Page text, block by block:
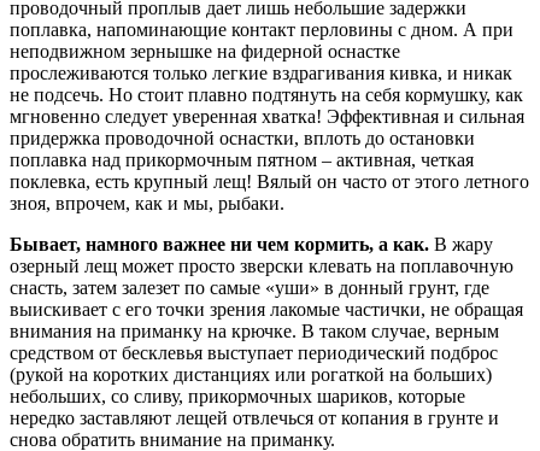
проводочный проплыв дает лишь небольшие задержки
поплавка, напоминающие контакт перловины с дном. А при
неподвижном зернышке на фидерной оснастке
прослеживаются только легкие вздрагивания кивка, и никак
не подсечь. Но стоит плавно подтянуть на себя кормушку, как
мгновенно следует уверенная хватка! Эффективная и сильная
придержка проводочной оснастки, вплоть до остановки
поплавка над прикормочным пятном – активная, четкая
поклевка, есть крупный лещ! Вялый он часто от этого летного
зноя, впрочем, как и мы, рыбаки.
Бывает, намного важнее ни чем кормить, а как. В жару
озерный лещ может просто зверски клевать на поплавочную
снасть, затем залезет по самые «уши» в донный грунт, где
выискивает с его точки зрения лакомые частички, не обращая
внимания на приманку на крючке. В таком случае, верным
средством от бесклевья выступает периодический подброс
(рукой на коротких дистанциях или рогаткой на больших)
небольших, со сливу, прикормочных шариков, которые
нередко заставляют лещей отвлечься от копания в грунте и
снова обратить внимание на приманку.